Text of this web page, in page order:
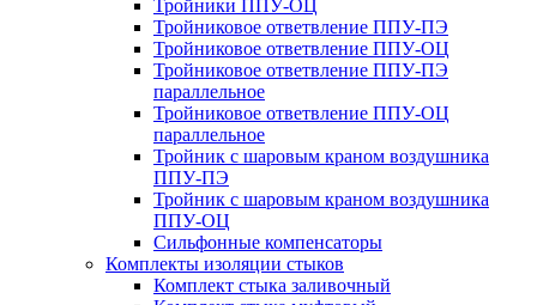
Тройники ППУ-ОЦ
Тройниковое ответвление ППУ-ПЭ
Тройниковое ответвление ППУ-ОЦ
Тройниковое ответвление ППУ-ПЭ
параллельное
Тройниковое ответвление ППУ-ОЦ
параллельное
Тройник с шаровым краном воздушника
ППУ-ПЭ
Тройник с шаровым краном воздушника
ППУ-ОЦ
Сильфонные компенсаторы
Комплекты изоляции стыков
Комплект стыка заливочный